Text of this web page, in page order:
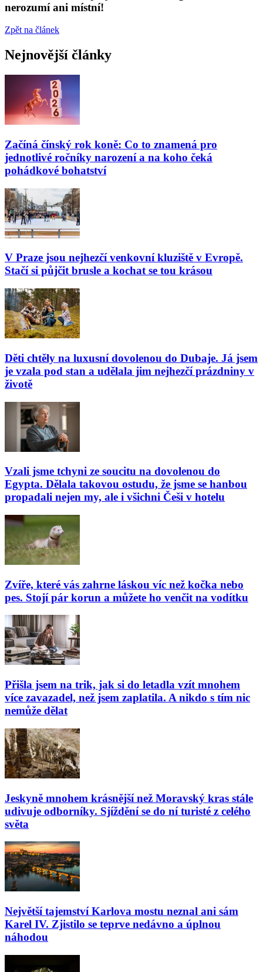
nerozumí ani místní!
Zpět na článek
Nejnovější články
Začíná čínský rok koně: Co to znamená pro
jednotlivé ročníky narození a na koho čeká
pohádkové bohatství
V Praze jsou nejhezčí venkovní kluziště v Evropě.
Stačí si půjčit brusle a kochat se tou krásou
Děti chtěly na luxusní dovolenou do Dubaje. Já jsem
je vzala pod stan a udělala jim nejhezčí prázdniny v
životě
Vzali jsme tchyni ze soucitu na dovolenou do
Egypta. Dělala takovou ostudu, že jsme se hanbou
propadali nejen my, ale i všichni Češi v hotelu
Zvíře, které vás zahrne láskou víc než kočka nebo
pes. Stojí pár korun a můžete ho venčit na vodítku
Přišla jsem na trik, jak si do letadla vzít mnohem
více zavazadel, než jsem zaplatila. A nikdo s tím nic
nemůže dělat
Jeskyně mnohem krásnější než Moravský kras stále
udivuje odborníky. Sjíždění se do ní turisté z celého
světa
Největší tajemství Karlova mostu neznal ani sám
Karel IV. Zjistilo se teprve nedávno a úplnou
náhodou